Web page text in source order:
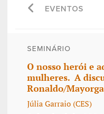
EVENTOS
SEMINÁRIO
O nosso herói e
mulheres. A
Ronaldo/
Júlia Garraio (CES)